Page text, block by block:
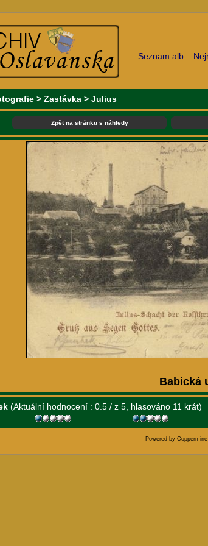
Seznam alb ::
> Zastávka > Julius
Zpět na stránku s náhledy
Babická
(Aktuální hodnocení : 0.5 / z 5, hlasováno 11 krát)
Powered by